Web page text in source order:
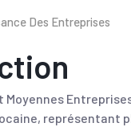
Des Entreprises
Moyennes
représentant